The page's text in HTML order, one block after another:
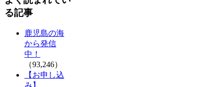
る記事
鹿児島の海
から発信
中！
（93,246）
【お申し込